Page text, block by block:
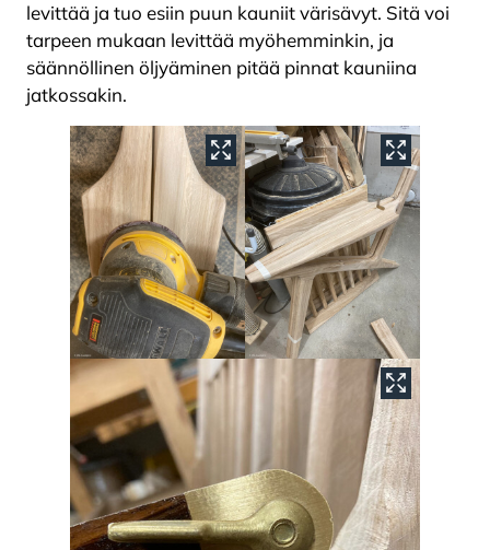
levittää ja tuo esiin puun kauniit värisävyt. Sitä voi
tarpeen mukaan levittää myöhemminkin, ja
säännöllinen öljyäminen pitää pinnat kauniina
jatkossakin.